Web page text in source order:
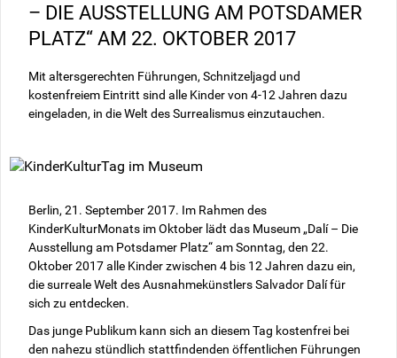
– DIE AUSSTELLUNG AM POTSDAMER
PLATZ“ AM 22. OKTOBER 2017
Mit altersgerechten Führungen, Schnitzeljagd und
kostenfreiem Eintritt sind alle Kinder von 4-12 Jahren dazu
eingeladen, in die Welt des Surrealismus einzutauchen.
Berlin, 21. September 2017. Im Rahmen des
KinderKulturMonats im Oktober lädt das Museum „Dalí – Die
Ausstellung am Potsdamer Platz“ am Sonntag, den 22.
Oktober 2017 alle Kinder zwischen 4 bis 12 Jahren dazu ein,
die surreale Welt des Ausnahmekünstlers Salvador Dalí für
sich zu entdecken.
Das junge Publikum kann sich an diesem Tag kostenfrei bei
den nahezu stündlich stattfindenden öffentlichen Führungen